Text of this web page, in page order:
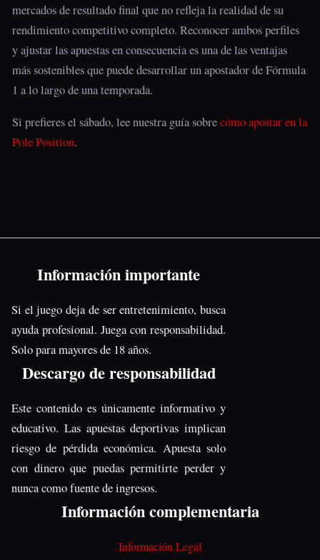
mercados de resultado final que no refleja la realidad de su
rendimiento competitivo completo. Reconocer ambos perfiles
y ajustar las apuestas en consecuencia es una de las ventajas
más sostenibles que puede desarrollar un apostador de Fórmula
1 a lo largo de una temporada.
Si prefieres el sábado, lee nuestra guía sobrecómo apostar en la
Pole Position.
Información importante
Si el juego deja de ser entretenimiento, busca
ayuda profesional. Juega con responsabilidad.
Solo para mayores de 18 años.
Descargo de responsabilidad
Este contenido es únicamente informativo y
educativo. Las apuestas deportivas implican
riesgo de pérdida económica. Apuesta solo
con dinero que puedas permitirte perder y
nunca como fuente de ingresos.
Información complementaria
Información Legal